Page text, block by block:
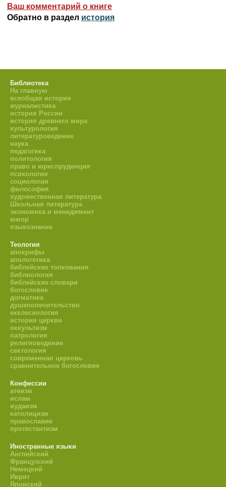
Ваш комментарий о книге
Обратно в раздел история
Библиотека
На главную
всеобщая история
журналистика
история России
история древнего мира
культурология
литературоведение
наука
педагогика
политология
право и юриспруденция
психология
социология
философия
художественная литература
Школьная литература
экономика и менеджмент
юмор
языкознание
Теология
апокрифы
апологетика
библейские толкования
библиология
библейские словари
богословие
догматика
душепопечительство
екклесиология
история церкви
оккультизм
патрология
религиоведение
сектология
современная церковь
сравнительное богословие
Конфессии
атеизм
ислам
иудаизм
католицизм
православие
протестантизм
Иностранные языки
Английский
Французский
Немецкий
Иврит
Японский